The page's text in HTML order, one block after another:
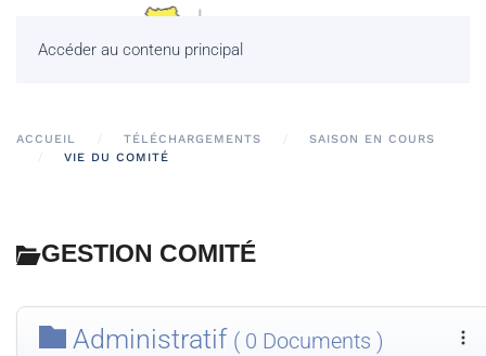
Accéder au contenu principal
ACCUEIL TÉLÉCHARGEMENTS
SAISON EN COURS
VIE DU COMITÉ
GESTION COMITÉ
Administratif ( 0 Documents )